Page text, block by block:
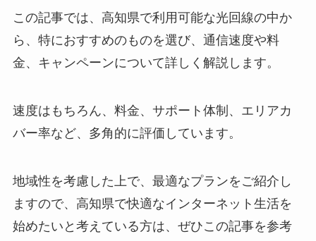
この記事では、高知県で利用可能な光回線の中か
ら、特におすすめのものを選び、通信速度や料
金、キャンペーンについて詳しく解説します。
速度はもちろん、料金、サポート体制、エリアカ
バー率など、多角的に評価しています。
地域性を考慮した上で、最適なプランをご紹介し
ますので、高知県で快適なインターネット生活を
始めたいと考えている方は、ぜひこの記事を参考